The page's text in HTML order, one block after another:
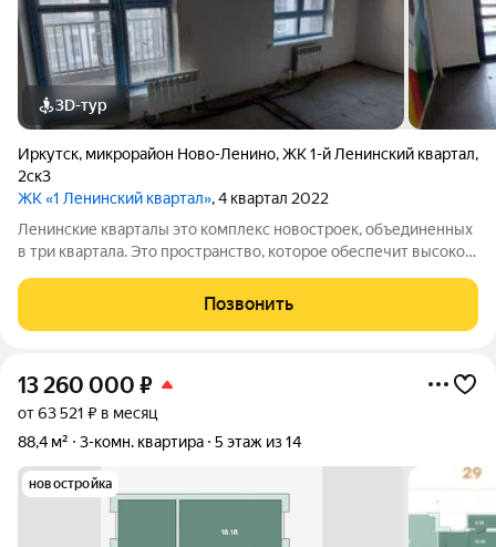
3D-тур
Иркутск, микрорайон Ново-Ленино,ЖК 1-й Ленинский квартал,
2ск3
ЖК «1 Ленинский квартал», 4 квартал 2022
Ленинские кварталы это комплекс новостроек, объединенных
в три квартала. Это пространство, которое обеспечит высокое
уделено функциональности, комфорту и безопасности. Над
проектом трудились
Позвонить
13 260 000 ₽
от 63 521 ₽ в месяц
88,4 м²
3-комн. квартира 5 этаж из 14
новостройка